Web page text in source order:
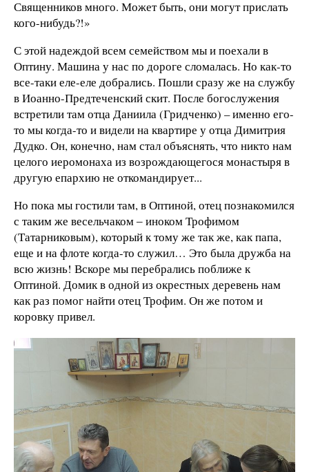
Священников много. Может быть, они могут прислать
кого-нибудь?!»
С этой надеждой всем семейством мы и поехали в
Оптину. Машина у нас по дороге сломалась. Но как-то
все-таки еле-еле добрались. Пошли сразу же на службу
в Иоанно-Предтеченский скит. После богослужения
встретили там отца Даниила (Гридченко) – именно его-
то мы когда-то и видели на квартире у отца Димитрия
Дудко. Он, конечно, нам стал объяснять, что никто нам
целого иеромонаха из возрождающегося монастыря в
другую епархию не откомандирует...
Но пока мы гостили там, в Оптиной, отец познакомился
с таким же весельчаком ‒ иноком Трофимом
(Татарниковым), который к тому же так же, как папа,
еще и на флоте когда-то служил… Это была дружба на
всю жизнь! Вскоре мы перебрались поближе к
Оптиной. Домик в одной из окрестных деревень нам
как раз помог найти отец Трофим. Он же потом и
коровку привел.